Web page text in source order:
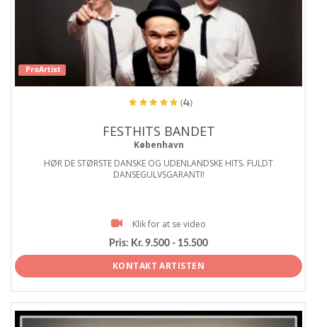
ProArtist
(4)
FESTHITS BANDET
København
HØR DE STØRSTE DANSKE OG UDENLANDSKE HITS. FULDT
DANSEGULVSGARANTI!
Klik for at se video
Pris: Kr. 9.500 - 15.500
KONTAKT ARTISTEN